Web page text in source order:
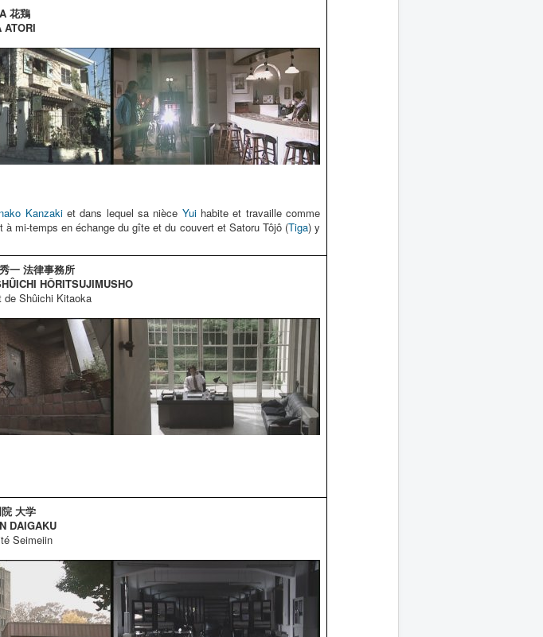
花鶏
ATORI
Kanzakiet dans lequel sa nièce Yuihabite et travaille comme
à mi-temps en échange du gîte et du couvert et Satoru Tôjô (Tiga) y
一 法律事務所
HÔRITSUJIMUSHO
de Shûichi Kitaoka
大学
DAIGAKU
Seimeiin